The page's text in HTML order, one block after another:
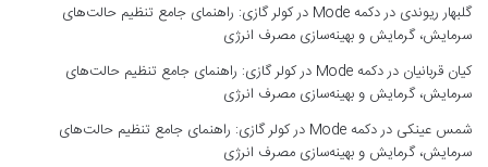
گلبهار ریوندی در
دکمه Mode در کولر گازی: راهنمای جامع تنظیم حالت‌های
سرمایش، گرمایش و بهینه‌سازی مصرف انرژی
کیان قربانیان در
دکمه Mode در کولر گازی: راهنمای جامع تنظیم حالت‌های
سرمایش، گرمایش و بهینه‌سازی مصرف انرژی
شمس عینکی در
دکمه Mode در کولر گازی: راهنمای جامع تنظیم حالت‌های
سرمایش، گرمایش و بهینه‌سازی مصرف انرژی